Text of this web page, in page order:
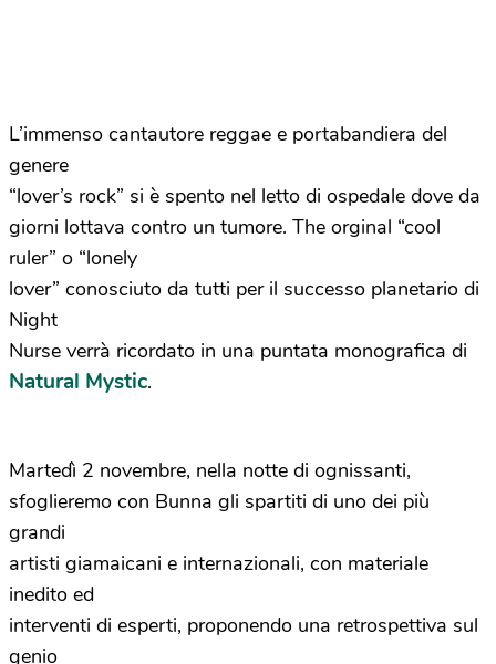
L’immenso cantautore reggae e portabandiera del
genere
“lover’s rock” si è spento nel letto di ospedale dove da
giorni lottava contro un tumore. The orginal “cool
ruler” o “lonely
lover” conosciuto da tutti per il successo planetario di
Night
Nurse verrà ricordato in una puntata monografica di
Natural Mystic.
Martedì 2 novembre, nella notte di ognissanti,
sfoglieremo con Bunna gli spartiti di uno dei più
grandi
artisti giamaicani e internazionali, con materiale
inedito ed
interventi di esperti, proponendo una retrospettiva sul
genio